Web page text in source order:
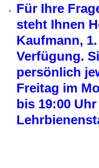
Für Ihre
steht Ihnen
Kaufmann,
Verfügung.
persönlich
Freitag im
bis 19:00 Uhr